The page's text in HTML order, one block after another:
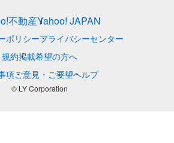
不動産Yahoo! JAPAN
ポリシープライバシーセンター
規約掲載希望の方へ
項ご意見・ご要望ヘルプ
© LY Corporation